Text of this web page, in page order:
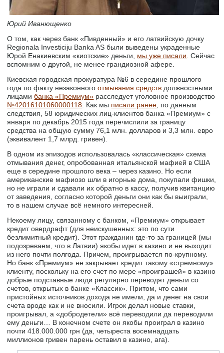
Юрий Иванющенко
О том, как через банк «Пивденный» и его латвийскую дочку
Regionala Investiciju Banka AS были выведены украденные
Юрой Енакиевским «киотские» деньги, мы уже писали . Сейчас
вспомним о другой, не менее грандиозной афере.
Киевская городская прокуратура №6 в середине прошлого
года по факту незаконногоотмывания средств должностными
лицамибанка «Премиум» расследует уголовное производство
№42016101060000118 . Как мы писали ранее , по данным
следствия, 58 юридических лиц-клиентов банка «Премиум» с
января по декабрь 2015 года перечислили за границу
средства на общую сумму 76,1 млн. долларов и 3,3 млн. евро
(эквивалент 1,7 млрд. гривен).
В одном из эпизодов использовалась «классическая» схема
отмывания денег, опробованная итальянской мафией в США
еще в середине прошлого века – через казино. Но если
американские мафиозо шли в игорные дома, покупали фишки,
но не играли и сдавали их обратно в кассу, получив квитанцию
от заведения, согласно которой деньги они как бы выиграли,
то в нашем случае всё немного интересней.
Некоему лицу, связанному с банком, «Премиум» открывает
кредит овердрафт (для неискушенных: это по сути
безлимитный кредит). Этот гражданин где-то за границей (мы
подозреваем, что в Латвии) якобы идет в казино и не выходит
из него почти полгода. Причем, проигрывается по-крупному.
Но банк «Премиум» не закрывает кредит такому «стремному»
клиенту, поскольку на его счет по мере «проиграшей» в казино
добрые подставные люди регулярно переводят деньги со
счетов, открытых в банке «Классик». Притом, что сами
пристойных источников дохода не имели, да и денег на свои
счета вроде как и не вносили. Игрок делал новые ставки,
проигрывал, а «добродетели» всё переводили да переводили
ему деньги… В конечном счете он якобы проиграл в казино
почти 418.000.000 грн (да, четыреста восемнадцать
миллионов гривен парень оставил в казино, ага).